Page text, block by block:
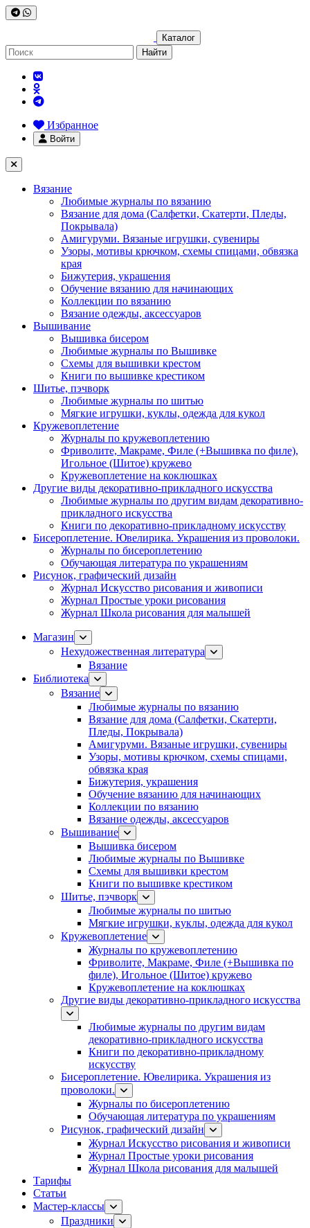
Каталог
Найти
Избранное
Войти
Вязание
Любимые журналы по вязанию
Вязание для дома (Салфетки, Скатерти, Пледы,
Покрывала)
Амигуруми. Вязаные игрушки, сувениры
Узоры, мотивы крючком, схемы спицами, обвязка
края
Бижутерия, украшения
Обучение вязанию для начинающих
Коллекции по вязанию
Вязание одежды, аксессуаров
Вышивание
Вышивка бисером
Любимые журналы по Вышивке
Схемы для вышивки крестом
Книги по вышивке крестиком
Шитье, пэчворк
Любимые журналы по шитью
Мягкие игрушки, куклы, одежда для кукол
Кружевоплетение
Журналы по кружевоплетению
Фриволите, Макраме, Филе (+Вышивка по филе),
Игольное (Шитое) кружево
Кружевоплетение на коклюшках
Другие виды декоративно-прикладного искусства
Любимые журналы по другим видам декоративно-
прикладного искусства
Книги по декоративно-прикладному искусству
Бисероплетение. Ювелирика. Украшения из проволоки.
Журналы по бисероплетению
Обучающая литература по украшениям
Рисунок, графический дизайн
Журнал Искусство рисования и живописи
Журнал Простые уроки рисования
Журнал Школа рисования для малышей
Магазин
Нехудожественная литература
Вязание
Библиотека
Вязание
Любимые журналы по вязанию
Вязание для дома (Салфетки, Скатерти,
Пледы, Покрывала)
Амигуруми. Вязаные игрушки, сувениры
Узоры, мотивы крючком, схемы спицами,
обвязка края
Бижутерия, украшения
Обучение вязанию для начинающих
Коллекции по вязанию
Вязание одежды, аксессуаров
Вышивание
Вышивка бисером
Любимые журналы по Вышивке
Схемы для вышивки крестом
Книги по вышивке крестиком
Шитье, пэчворк
Любимые журналы по шитью
Мягкие игрушки, куклы, одежда для кукол
Кружевоплетение
Журналы по кружевоплетению
Фриволите, Макраме, Филе (+Вышивка по
филе), Игольное (Шитое) кружево
Кружевоплетение на коклюшках
Другие виды декоративно-прикладного искусства
Любимые журналы по другим видам
декоративно-прикладного искусства
Книги по декоративно-прикладному
искусству
Бисероплетение. Ювелирика. Украшения из
проволоки.
Журналы по бисероплетению
Обучающая литература по украшениям
Рисунок, графический дизайн
Журнал Искусство рисования и живописи
Журнал Простые уроки рисования
Журнал Школа рисования для малышей
Тарифы
Статьи
Мастер-классы
Праздники